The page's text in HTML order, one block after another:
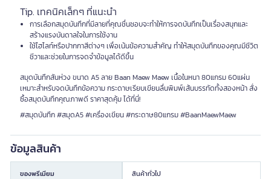
Tip. เทคนิคเล็กๆ ที่แนะนำ
การเลือกสมุดบันทึกที่มีลายที่คุณชื่นชอบจะทำให้การจดบันทึกเป็นเรื่องสนุกและ
สร้างแรงบันดาลใจในการใช้งาน
ใช้ไฮไลท์หรือปากกาสีต่างๆ เพื่อเน้นข้อความสำคัญ ทำให้สมุดบันทึกของคุณมีชีวิต
ชีวาและช่วยในการจดจำข้อมูลได้ดีขึ้น
สมุดบันทึกสันห่วง ขนาด A5 ลาย Baan Maew Maew เนื้อในหนา 80แกรม 60แผ่น
เหมาะสำหรับจดบันทึกข้อความ กระดาษเรียบเขียนลื่นพิมพ์เส้นบรรทัดทั้งสองหน้า สั่ง
ซื้อสมุดบันทึกคุณภาพดี ราคาสุดคุ้ม ได้ที่นี่!
#สมุดบันทึก #สมุดA5 #เครื่องเขียน #กระดาษ80แกรม #BaanMaewMaew
ข้อมูลสินค้า
ของพรีเมียม สินค้าทั่วไป